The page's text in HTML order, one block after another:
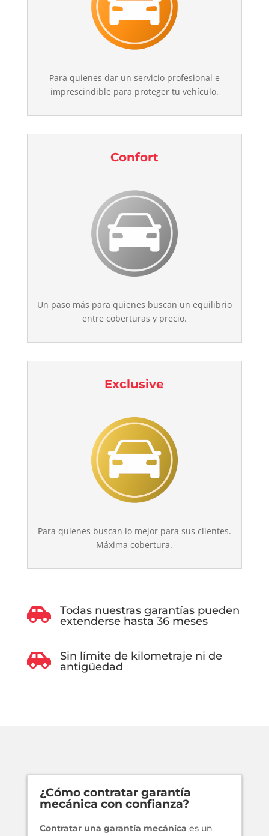
Para quienes dar un servicio profesional e
imprescindible para proteger tu vehículo.
Confort
Un paso más para quienes buscan un equilibrio
entre coberturas y precio.
Exclusive
Para quienes buscan lo mejor para sus clientes.
Máxima cobertura.

Todas nuestras garantías pueden
extenderse hasta 36 meses

Sin límite de kilometraje ni de
antigüedad
¿Cómo contratar garantía
mecánica con confianza?
Contratar una garantía mecánica es un